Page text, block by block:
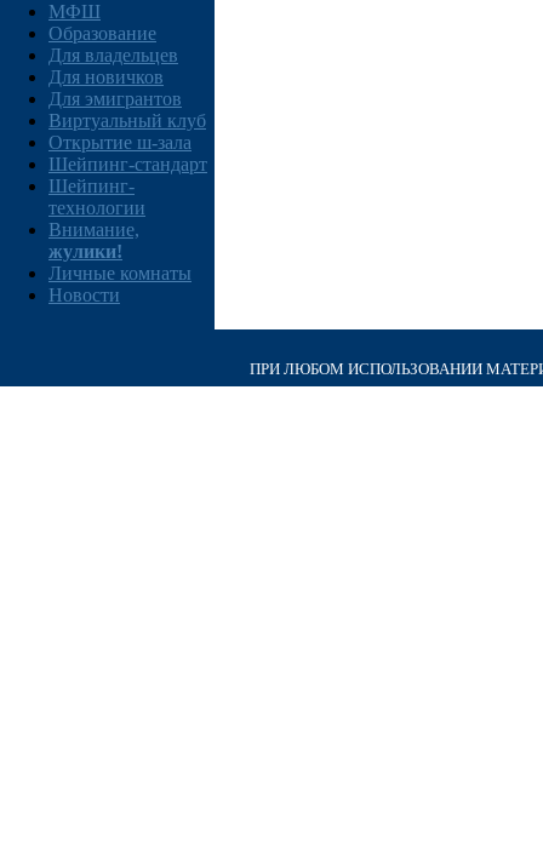
МФШ
Образование
Для владельцев
Для новичков
Для эмигрантов
Виртуальный клуб
Открытие ш-зала
Шейпинг-стандарт
Шейпинг-
технологии
Внимание,
жулики!
Личные комнаты
Новости
ПРИ ЛЮБОМ ИСПОЛЬЗОВАНИИ